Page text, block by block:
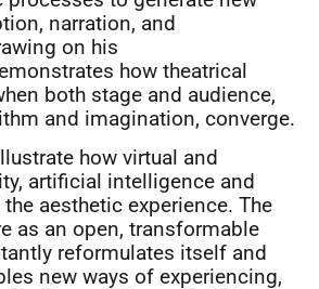
narration, and
on his
how theatrical
both stage and audience,
and imagination, converge.
how virtual and
artificial intelligence and
aesthetic experience. The
as an open, transformable
reformulates itself and
new ways of experiencing,